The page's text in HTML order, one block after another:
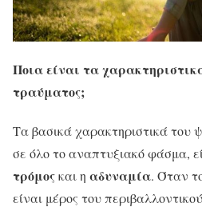
Ποια είναι τα
τραύματος;
Τα βασικά χαρακτηριστικά του
σε όλο το αναπτυξιακό φάσμα,
τρόμοςκαι η αδυναμία. Όταν
είναι μέρος του